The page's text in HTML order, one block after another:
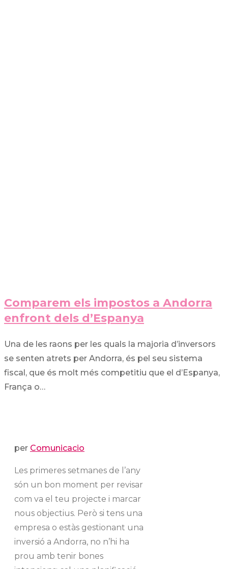
Comparem els impostos a Andorra
enfront dels d’Espanya
Una de les raons per les quals la majoria d’inversors
se senten atrets per Andorra, és pel seu sistema
fiscal, que és molt més competitiu que el d’Espanya,
França o…
per Comunicacio
Les primeres setmanes de l’any
són un bon moment per revisar
com va el teu projecte i marcar
nous objectius. Però si tens una
empresa o estàs gestionant una
inversió a Andorra, no n’hi ha
prou amb tenir bones